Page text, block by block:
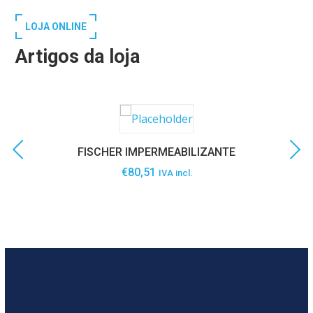
LOJA ONLINE
Artigos da loja
FISCHER IMPERMEABILIZANTE
€80,51 IVA incl.
SABER MAIS